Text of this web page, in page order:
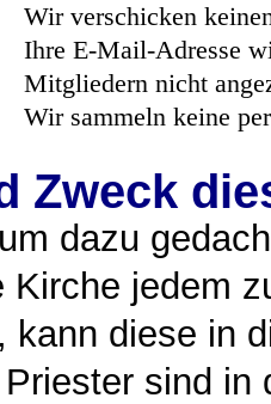
Wir verschicken
Ihre E-Mail-Adresse
Mitgliedern nicht
Wir sammeln keine
Zweck
dazu
Kirche jedem
kann diese in
sind in